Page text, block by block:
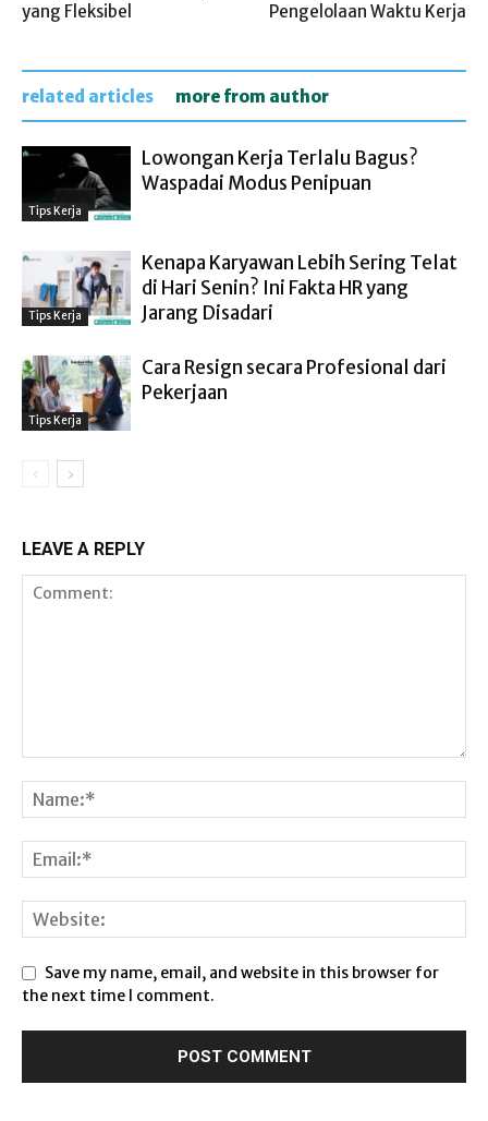
yang Fleksibel
Pengelolaan Waktu Kerja
related articles more from author
Tips Kerja
Lowongan Kerja Terlalu Bagus?
Waspadai Modus Penipuan
Tips Kerja
Kenapa Karyawan Lebih Sering Telat
di Hari Senin? Ini Fakta HR yang
Jarang Disadari
Tips Kerja
Cara Resign secara Profesional dari
Pekerjaan
LEAVE A REPLY
Save my name, email, and website in this browser for
the next time I comment.